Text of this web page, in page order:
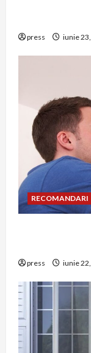
press iunie
RECOMANDARI
press iunie